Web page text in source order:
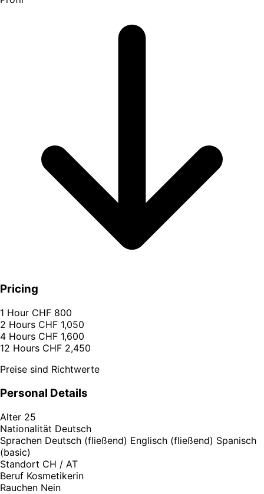
Pricing
1 Hour CHF 800
2 Hours CHF 1,050
4 Hours CHF 1,600
12 Hours CHF 2,450
Preise sind Richtwerte
Personal Details
Alter 25
Nationalität Deutsch
Sprachen Deutsch (fließend) Englisch (fließend) Spanisch
(basic)
Standort CH / AT
Beruf Kosmetikerin
Rauchen Nein